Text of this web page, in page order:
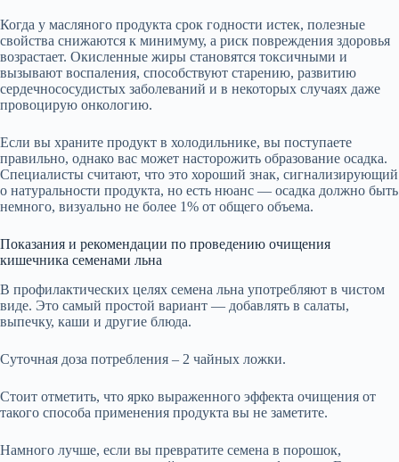
Когда у масляного продукта срок годности истек, полезные
свойства снижаются к минимуму, а риск повреждения здоровья
возрастает. Окисленные жиры становятся токсичными и
вызывают воспаления, способствуют старению, развитию
сердечнососудистых заболеваний и в некоторых случаях даже
провоцирую онкологию.
Если вы храните продукт в холодильнике, вы поступаете
правильно, однако вас может насторожить образование осадка.
Специалисты считают, что это хороший знак, сигнализирующий
о натуральности продукта, но есть нюанс — осадка должно быть
немного, визуально не более 1% от общего объема.
Показания и рекомендации по проведению очищения
кишечника семенами льна
В профилактических целях семена льна употребляют в чистом
виде. Это самый простой вариант — добавлять в салаты,
выпечку, каши и другие блюда.
Суточная доза потребления – 2 чайных ложки.
Стоит отметить, что ярко выраженного эффекта очищения от
такого способа применения продукта вы не заметите.
Намного лучше, если вы превратите семена в порошок,